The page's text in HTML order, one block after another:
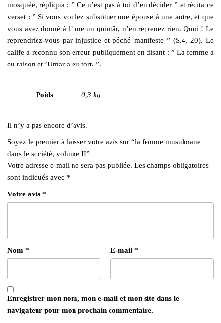
mosquée, répliqua : ” Ce n’est pas à toi d’en décider ” et récita ce
verset : ” Si vous voulez substituer une épouse à une autre, et que
vous ayez donné à l’une un quintâr, n’en reprenez rien. Quoi ! Le
reprendriez-vous par injustice et péché manifeste ” (S.4, 20). Le
calife a reconnu son erreur publiquement en disant : ” La femme a
eu raison et ’Umar a eu tort. ”.
Poids 0,3 kg
Il n’y a pas encore d’avis.
Soyez le premier à laisser votre avis sur “la femme musulmane
dans le société, volume II”
Votre adresse e-mail ne sera pas publiée. Les champs obligatoires
sont indiqués avec *
Votre avis *
Nom * E-mail *
Enregistrer mon nom, mon e-mail et mon site dans le
navigateur pour mon prochain commentaire.